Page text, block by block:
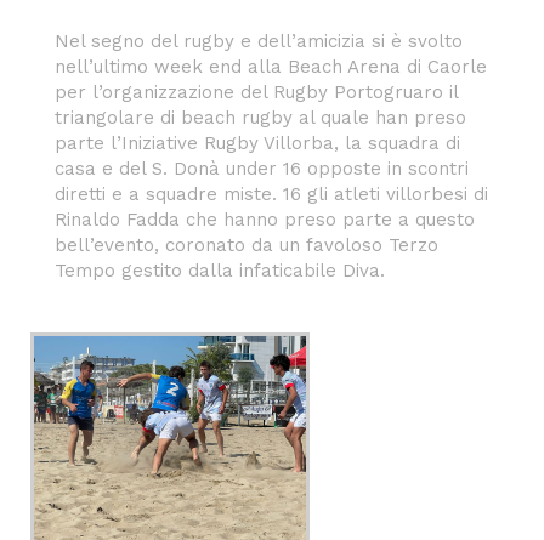
Nel segno del rugby e dell’amicizia si è svolto
nell’ultimo week end alla Beach Arena di Caorle
per l’organizzazione del Rugby Portogruaro il
triangolare di beach rugby al quale han preso
parte l’Iniziative Rugby Villorba, la squadra di
casa e del S. Donà under 16 opposte in scontri
diretti e a squadre miste. 16 gli atleti villorbesi di
Rinaldo Fadda che hanno preso parte a questo
bell’evento, coronato da un favoloso Terzo
Tempo gestito dalla infaticabile Diva.